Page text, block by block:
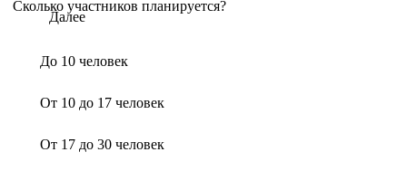
Далее
Сколько участников планируется?
До 10 человек
От 10 до 17 человек
От 17 до 30 человек